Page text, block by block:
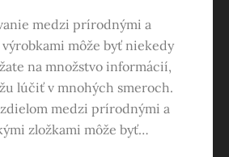
medzi prírodnými a
môže byť niekedy
na množstvo informácií,
lúčiť v mnohých smeroch.
medzi prírodnými a
zložkami môže byť…